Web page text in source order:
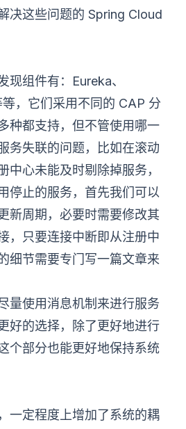
决这些问题的 Spring Cloud
现组件有：Eureka、
，它们采用不同的 CAP 分
种都支持，但不管使用哪一
务失联的问题，比如在滚动
中心未能及时剔除掉服务，
停止的服务，首先我们可以
新周期，必要时需要修改其
，只要连接中断即从注册中
细节需要专门写一篇文章来
量使用消息机制来进行服务
好的选择，除了更好地进行
个部分也能更好地保持系统
一定程度上增加了系统的耦